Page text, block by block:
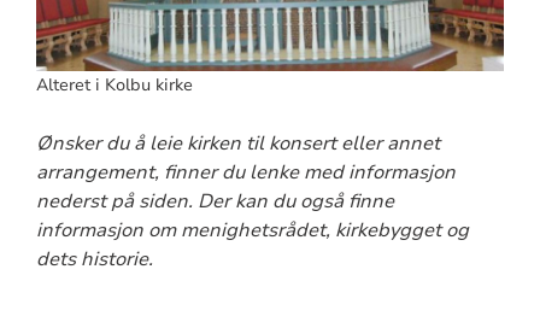
Alteret i Kolbu kirke
Ønsker du å leie kirken til konsert eller annet
arrangement, finner du lenke med informasjon
nederst på siden. Der kan du også finne
informasjon om menighetsrådet, kirkebygget og
dets historie.